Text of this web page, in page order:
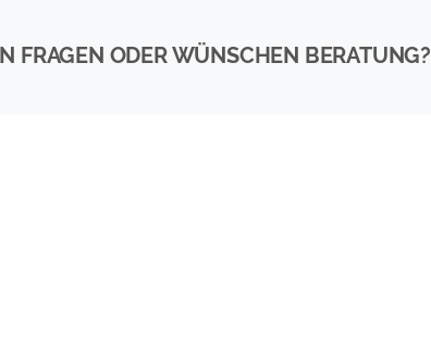
FRAGEN ODER WÜNSCHEN BERATUNG?